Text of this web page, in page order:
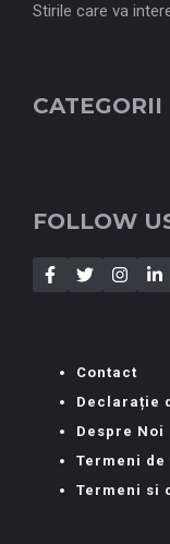
Stirile care va
CATEGORII
FOLLOW
Contact
Declarație
Despre Noi
Termeni
Termeni si